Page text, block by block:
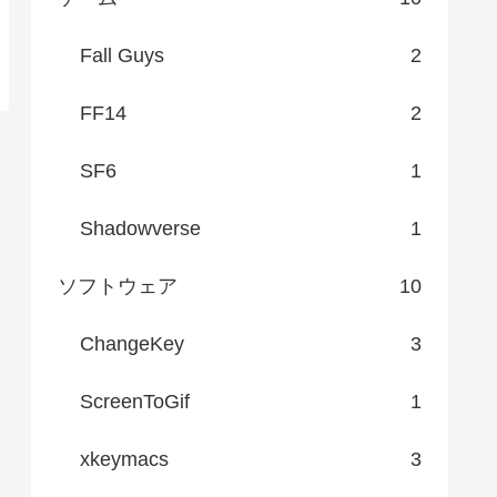
Fall Guys 2
FF14 2
SF6 1
Shadowverse 1
ソフトウェア 10
ChangeKey 3
ScreenToGif 1
xkeymacs 3